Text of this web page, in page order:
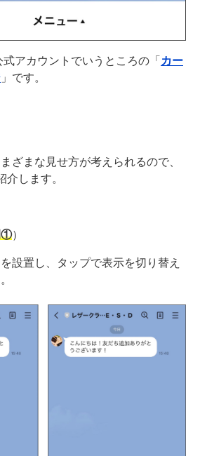
アカウントでいうところの「 カー
」です。
ざまな見せ方が考えられるので、
介します。
①）
設置し、タップで表示を切り替え